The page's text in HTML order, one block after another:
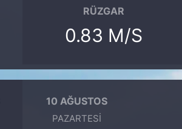
RÜZGAR
0.83 M/S
10 AĞUSTOS
PAZARTESI